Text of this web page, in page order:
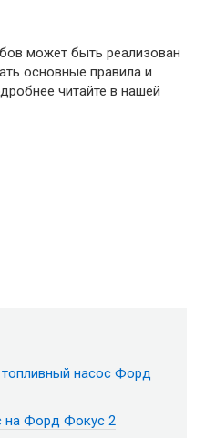
может быть реализован
основные правила и
читайте в нашей
насос Форд
на Форд Фокус 2